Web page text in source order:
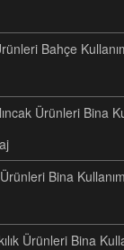
Bahçe
Ürünleri Bina
Bina
Ürünleri Bina